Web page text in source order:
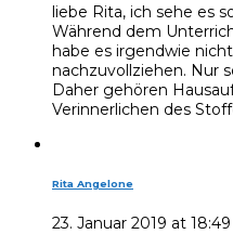
liebe Rita, ich sehe es
Während dem
habe es irgendwie
nachzuvollziehen. Nur
Daher gehören
Verinnerlichen des
Rita Angelone
23. Januar 2019 at 18:49